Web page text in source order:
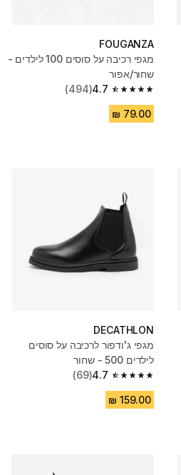
FOUGANZA
מגפי רכיבה על סוסים 100 לילדים -
שחור/אפור
4.7
4.7 out of 5 stars from 494 reviews
(494)
DECATHLON
מגפי ג'ודפור לרכיבה על סוסים
לילדים 500 - שחור
4.7
4.7 out of 5 stars from 69 reviews
(69)